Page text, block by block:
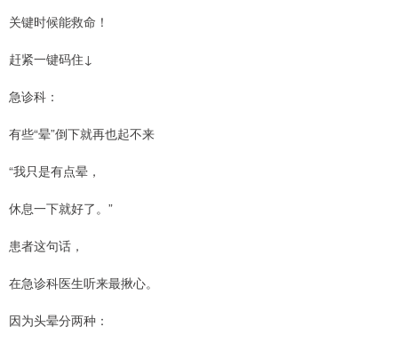
关键时候能救命！
赶紧一键码住↓
急诊科：
有些“晕”倒下就再也起不来
“我只是有点晕，
休息一下就好了。”
患者这句话，
在急诊科医生听来最揪心。
因为头晕分两种：